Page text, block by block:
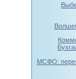
МСФО: